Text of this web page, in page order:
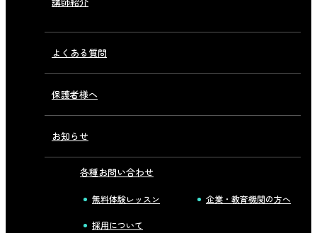
よくある質問
保護者様へ
お知らせ
各種お問い合わせ
無料体験レッスン 企業・教育機関の方へ
採用について